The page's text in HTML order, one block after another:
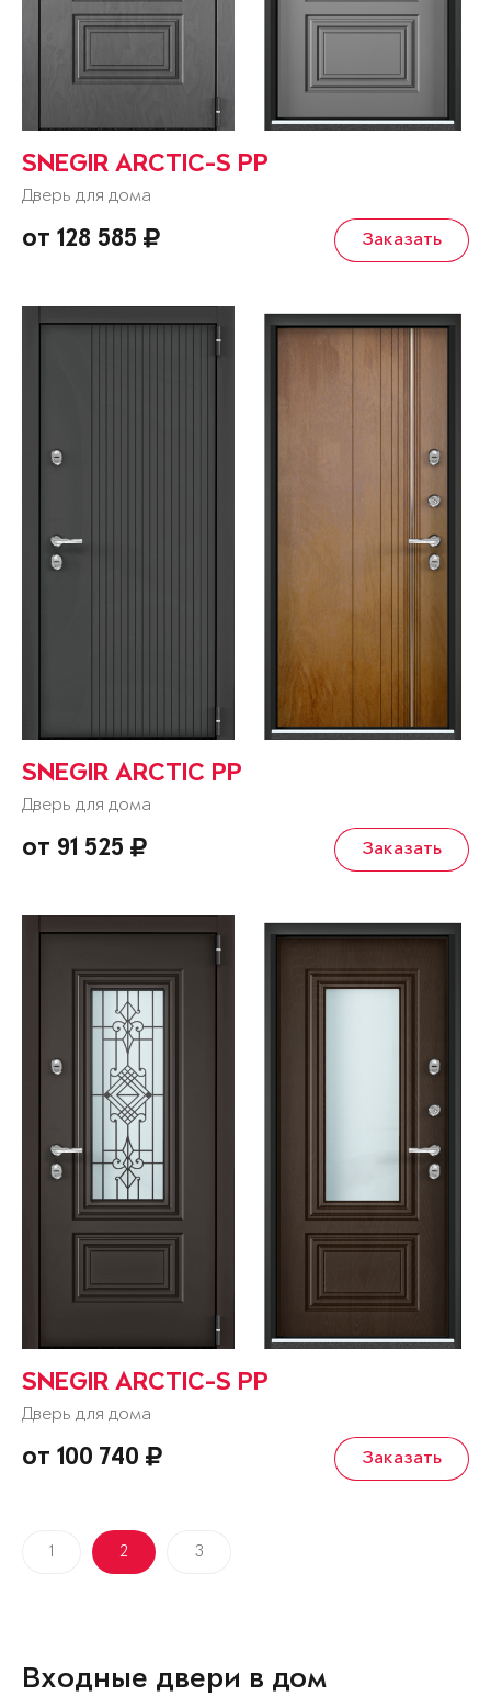
SNEGIR ARCTIC-S PP
Дверь для дома
от 128 585 Заказать
SNEGIR ARCTIC PP
Дверь для дома
от 91 525 Заказать
SNEGIR ARCTIC-S PP
Дверь для дома
от 100 740 Заказать
1 2 3
Входные двери в дом